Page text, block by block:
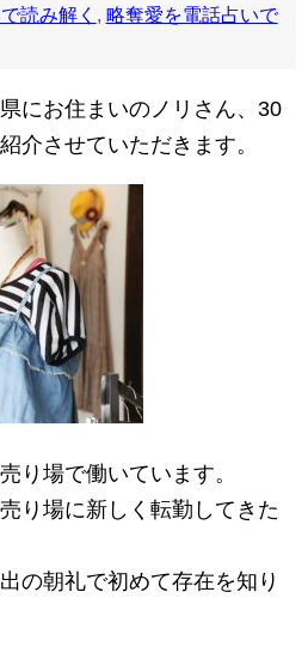
読み解く , 略奪愛を電話占いで
にお住まいのノリさん、30
介させていただきます。
り場で働いています。
り場に新しく転勤してきた
の朝礼で初めて存在を知り